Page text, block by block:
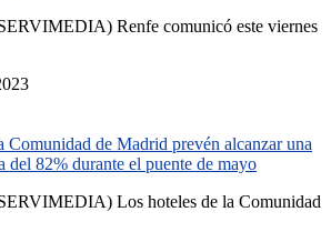
Renfe comunicó este viernes
Comunidad de Madrid prevén alcanzar una
del 82% durante el puente de mayo
Los hoteles de la Comunidad